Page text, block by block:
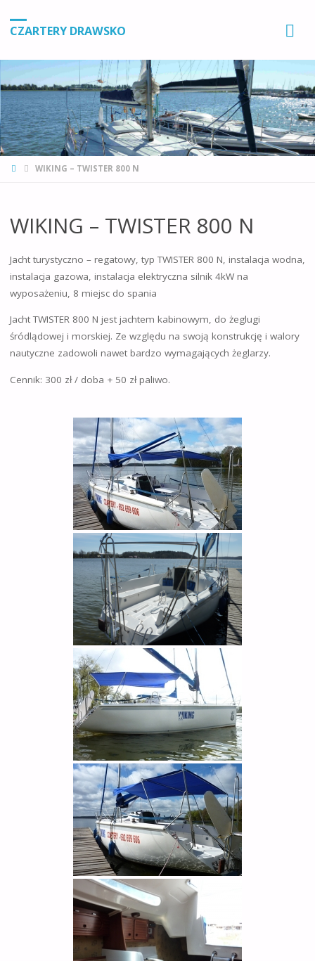
CZARTERY DRAWSKO
STRONA
WIKING – TWISTER 800 N
WIKING – TWISTER 800 N
Jacht turystyczno – regatowy, typ TWISTER 800 N, instalacja wodna,
instalacja gazowa, instalacja elektryczna silnik 4kW na
wyposażeniu, 8 miejsc do spania
Jacht TWISTER 800 N jest jachtem kabinowym, do żeglugi
śródlądowej i morskiej. Ze względu na swoją konstrukcję i walory
nautyczne zadowoli nawet bardzo wymagających żeglarzy.
Cennik: 300 zł / doba + 50 zł paliwo.